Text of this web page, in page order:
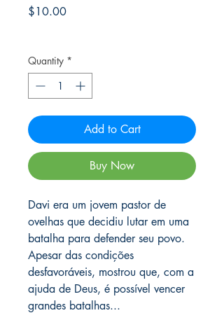
$10.00Price
Quantity *
Add to Cart
Buy Now
Davi era um jovem pastor de
ovelhas que decidiu lutar em uma
batalha para defender seu povo.
Apesar das condições
desfavoráveis, mostrou que, com a
ajuda de Deus, é possível vencer
grandes batalhas...